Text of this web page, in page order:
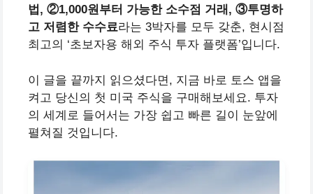
법, ②1,000원부터 가능한 소수점 거래, ③투명하
고 저렴한 수수료라는 3박자를 모두 갖춘, 현시점
최고의 ‘초보자용 해외 주식 투자 플랫폼’입니다.
이 글을 끝까지 읽으셨다면, 지금 바로 토스 앱을
켜고 당신의 첫 미국 주식을 구매해보세요. 투자
의 세계로 들어서는 가장 쉽고 빠른 길이 눈앞에
펼쳐질 것입니다.